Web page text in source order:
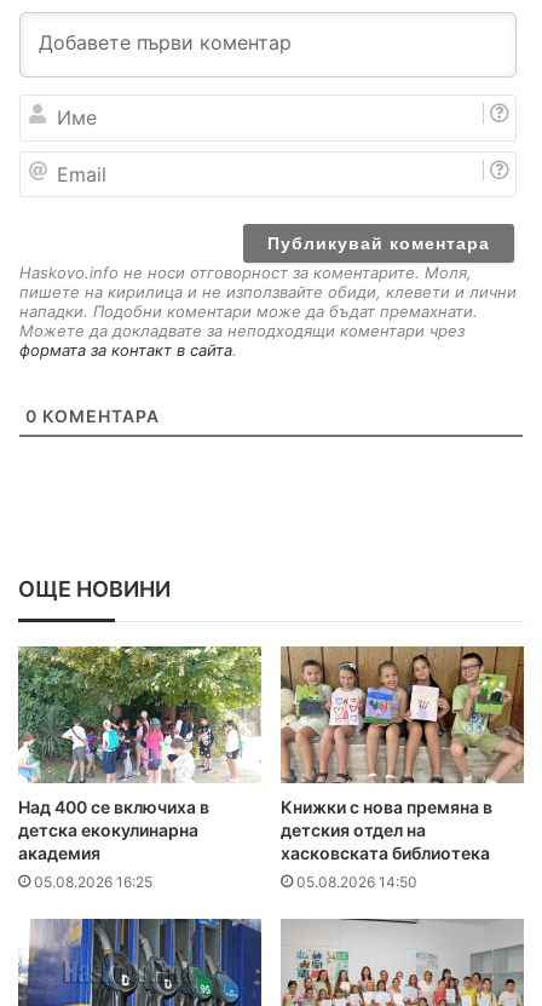
е
a
Haskovo.info не носи отговорност за коментарите. Моля,
пишете на кирилица и не използвайте обиди, клевети и лични
нападки. Подобни коментари може да бъдат премахнати.
Можете да докладвате за неподходящи коментари чрез
формата за контакт в сайта.
0 КОМЕНТАРА
ОЩЕ НОВИНИ
Над 400 се включиха в
детска екокулинарна
академия
05.08.2026 16:25
Книжки с нова премяна в
детския отдел на
хасковската библиотека
05.08.2026 14:50